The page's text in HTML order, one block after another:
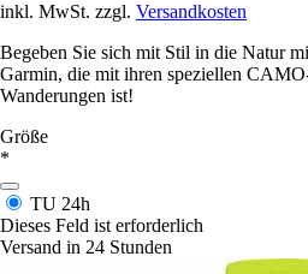
inkl. MwSt. zzgl. Versandkosten
Begeben Sie sich mit Stil in die Natur
Garmin, die mit ihren speziellen
Wanderungen ist!
Größe
*
TU 24h
Dieses Feld ist erforderlich
Versand in 24 Stunden